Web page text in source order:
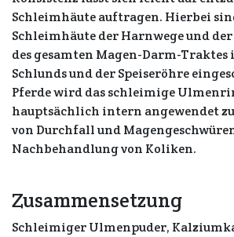
Schleimhäute auftragen. Hierbei
Schleimhäute der Harnwege und
des gesamten Magen-Darm-Traktes
Schlunds und der Speiseröhre
Pferde wird das schleimige
hauptsächlich intern angewendet
von Durchfall und
Nachbehandlung von Koliken.
Zusammensetzung
Schleimiger Ulmenpuder,